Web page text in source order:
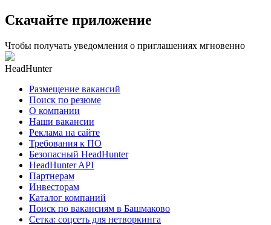
Скачайте приложение
Чтобы получать уведомления о приглашениях мгновенно
HeadHunter
Размещение вакансий
Поиск по резюме
О компании
Наши вакансии
Реклама на сайте
Требования к ПО
Безопасный HeadHunter
HeadHunter API
Партнерам
Инвесторам
Каталог компаний
Поиск по вакансиям в Башмаково
Сетка: соцсеть для нетворкинга